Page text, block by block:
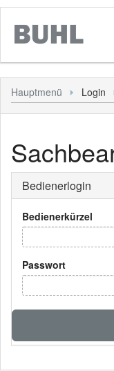
Login
Bediener
Personal
Sonstiges
Hauptmenü
Hauptmenü Login
Bedienerlogin
Bedienerkürzel
Passwort